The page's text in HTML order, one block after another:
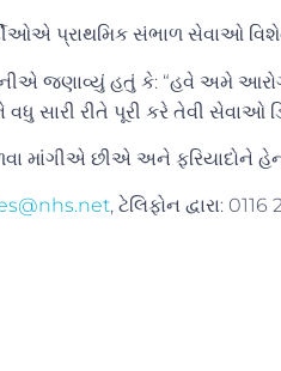
પ્રાથમિક સંભાળ સેવાઓ
જણાવ્યું હતું કે: “હવે અમે
સારી રીતે પૂરી કરે તેવી સેવાઓ
માંગીએ છીએ અને ફરિયાદોને
, ટેલિફોન દ્વારા: